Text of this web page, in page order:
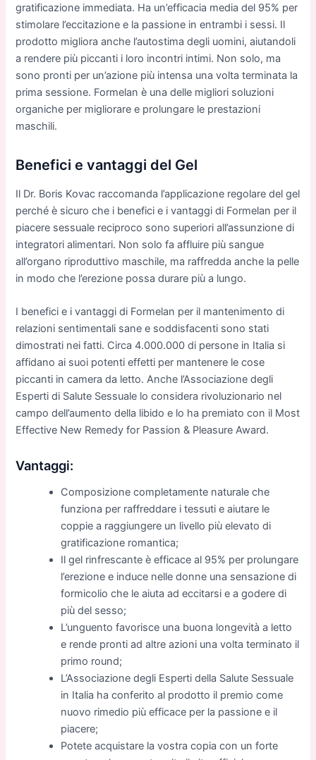
gratificazione immediata. Ha un’efficacia media del 95% per
stimolare l’eccitazione e la passione in entrambi i sessi. Il
prodotto migliora anche l’autostima degli uomini, aiutandoli
a rendere più piccanti i loro incontri intimi. Non solo, ma
sono pronti per un’azione più intensa una volta terminata la
prima sessione. Formelan è una delle migliori soluzioni
organiche per migliorare e prolungare le prestazioni
maschili.
Benefici e vantaggi del Gel
Il Dr. Boris Kovac raccomanda l’applicazione regolare del gel
perché è sicuro che i benefici e i vantaggi di Formelan per il
piacere sessuale reciproco sono superiori all’assunzione di
integratori alimentari. Non solo fa affluire più sangue
all’organo riproduttivo maschile, ma raffredda anche la pelle
in modo che l’erezione possa durare più a lungo.
I benefici e i vantaggi di Formelan per il mantenimento di
relazioni sentimentali sane e soddisfacenti sono stati
dimostrati nei fatti. Circa 4.000.000 di persone in Italia si
affidano ai suoi potenti effetti per mantenere le cose
piccanti in camera da letto. Anche l’Associazione degli
Esperti di Salute Sessuale lo considera rivoluzionario nel
campo dell’aumento della libido e lo ha premiato con il Most
Effective New Remedy for Passion & Pleasure Award.
Vantaggi:
Composizione completamente naturale che
funziona per raffreddare i tessuti e aiutare le
coppie a raggiungere un livello più elevato di
gratificazione romantica;
Il gel rinfrescante è efficace al 95% per prolungare
l’erezione e induce nelle donne una sensazione di
formicolio che le aiuta ad eccitarsi e a godere di
più del sesso;
L’unguento favorisce una buona longevità a letto
e rende pronti ad altre azioni una volta terminato il
primo round;
L’Associazione degli Esperti della Salute Sessuale
in Italia ha conferito al prodotto il premio come
nuovo rimedio più efficace per la passione e il
piacere;
Potete acquistare la vostra copia con un forte